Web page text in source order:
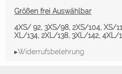
Größen frei Auswählbar
4XS/ 92, 3XS/98, 2XS/104, XS/
XL/134, 2XL/138, 3XL/142, 4XL/
▸Widerrufsbelehrung